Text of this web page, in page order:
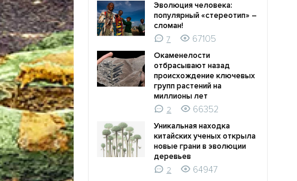
Эволюция человека:
популярный «стереотип» –
сломан!
7
67105
Окаменелости
отбрасывают назад
происхождение ключевых
групп растений на
миллионы лет
2
66352
Уникальная находка
китайских ученых открыла
новые грани в эволюции
деревьев
2
64947